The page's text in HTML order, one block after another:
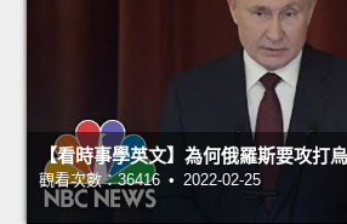
【看時事學英文】為何俄羅斯要攻打
觀看次數：36416 • 2022-02-25